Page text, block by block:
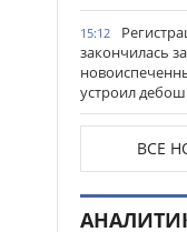
15:12
закончилась
устроил
Сауран
исторических
14:53
Выезд на
ВСЕ